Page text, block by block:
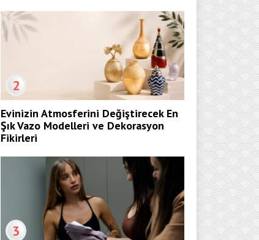
2
Evinizin Atmosferini Değiştirecek En
Şık Vazo Modelleri ve Dekorasyon
Fikirleri
3